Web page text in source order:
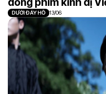
DƯỚI ĐÁY HỒ 13/06